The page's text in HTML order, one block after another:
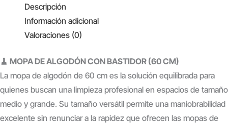
Descripción
Información adicional
Valoraciones (0)
🧹 MOPA DE ALGODÓN CON BASTIDOR (60 CM)
La mopa de algodón de 60 cm es la solución equilibrada para
quienes buscan una limpieza profesional en espacios de tamaño
medio y grande. Su tamaño versátil permite una maniobrabilidad
excelente sin renunciar a la rapidez que ofrecen las mopas de